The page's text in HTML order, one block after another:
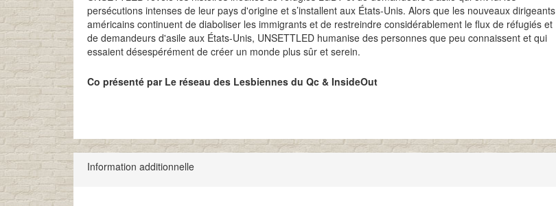
persécutions intenses de leur pays d'origine et s’installent aux États-Unis. Alors que les nouveaux dirigeants
américains continuent de diaboliser les immigrants et de restreindre considérablement le flux de réfugiés et
de demandeurs d'asile aux États-Unis, UNSETTLED humanise des personnes que peu connaissent et qui
essaient désespérément de créer un monde plus sûr et serein.
Co présenté par Le réseau des Lesbiennes du Qc & InsideOut
Information additionnelle